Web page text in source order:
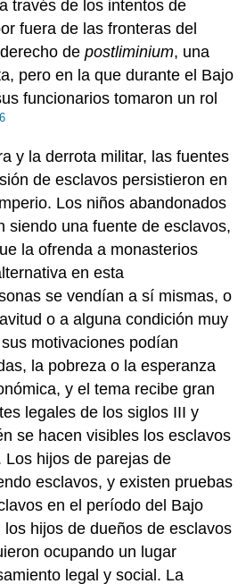
través de los intentos de
fuera de las fronteras del
depostliminium, una
pero en la que durante el Bajo
funcionarios tomaron un rol
6
y la derrota militar, las fuentes
de esclavos persistieron en
Los niños abandonados
siendo una fuente de esclavos,
la ofrenda a monasterios
en esta
se vendían a sí mismas, o
o a alguna condición muy
motivaciones podían
la pobreza o la esperanza
y el tema recibe gran
legales de los siglos III y
se hacen visibles los esclavos
Los hijos de parejas de
esclavos, y existen pruebas
en el período del Bajo
los hijos de dueños de esclavos
ocupando un lugar
legal y social. La